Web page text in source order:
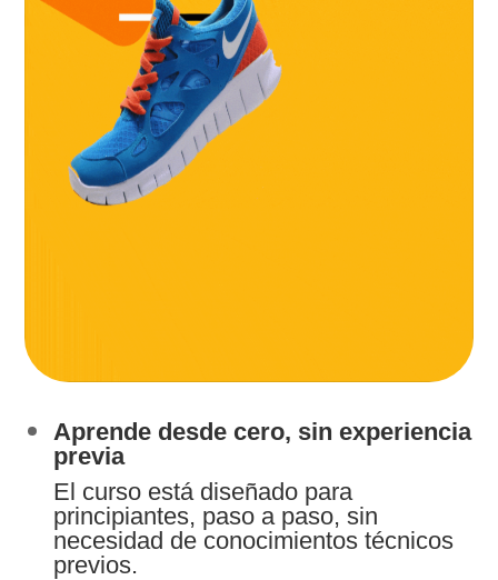
Aprende desde cero, sin experiencia
previa
El curso está diseñado para
principiantes, paso a paso, sin
necesidad de conocimientos técnicos
previos.